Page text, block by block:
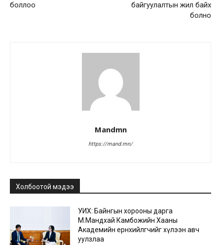
боллоо
байгуулалтын жил байх
болно
Mandmn
https://mand.mn/
Холбоотой мэдээ
УИХ: Байнгын хорооны дарга
М.Мандхай Камбожийн Хааны
Академийн ерөнхийлөгчийг хүлээн авч
уулзлаа